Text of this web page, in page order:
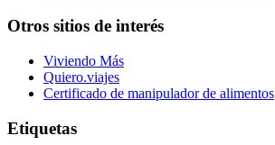
Otros sitios de interés
Viviendo Más
Quiero.viajes
Certificado de manipulador de alimentos
Etiquetas